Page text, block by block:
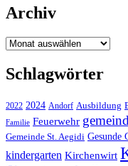
Archiv
Archiv
Schlagwörter
2022 2024 Andorf Ausbildung
Familie Feuerwehr
Gemeinde St. Aegidi Gesunde
kindergarten Kirchenwirt